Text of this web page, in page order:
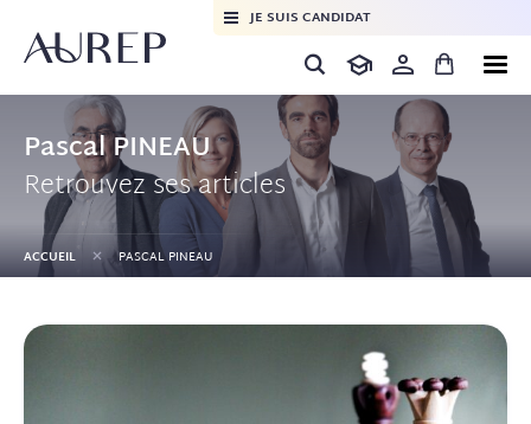
JE SUIS CANDIDAT
Pascal PINEAU
Retrouvez ses articles
ACCUEIL+PASCAL PINEAU